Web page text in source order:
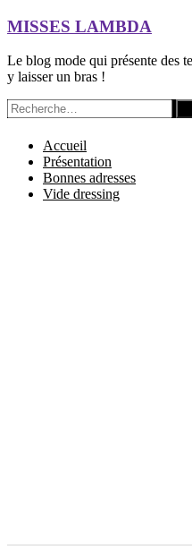
Aller
contenu
principal
MISSES LAMBDA
Le blog mode qui présente des
y laisser un bras !
Rechercher :
Accueil
Présentation
Bonnes adresses
Vide dressing